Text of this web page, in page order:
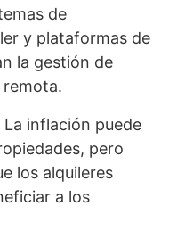
de
y plataformas de
la gestión de
remota.
La inflación puede
pero
los alquileres
a los